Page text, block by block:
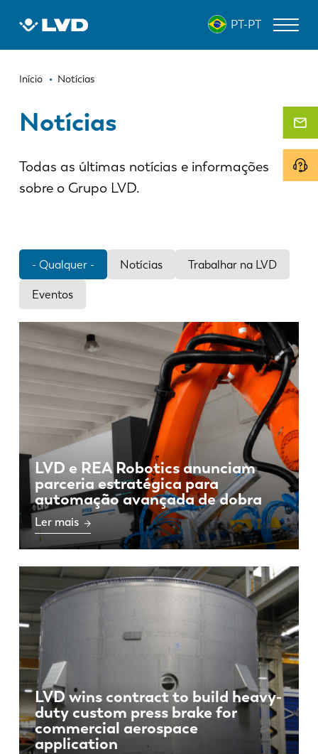
para
principal
PT-PT
Navegação
Início Notícias
Notícias
Todas as últimas notícias e informações
sobre o Grupo LVD.
- Qualquer - Notícias Trabalhar na LVD
Eventos
LVD e REA Robotics anunciam
parceria estratégica para
automação avançada de dobra
Ler mais
LVD wins contract to build heavy-
duty custom press brake for
commercial aerospace
application
MÁQUINAS DE CORTE A LASER
DOBRADEIRAS
PUNCIONADEIRAS
GUILHOTINAS
ATENDIMENTO AO CLIENTE
Sobre a LVD
Notícias
Descubra a LVD
Experiências dos clientes
Centro de Recursos
Indústrias & soluções
Carreiras
Contacte-nos